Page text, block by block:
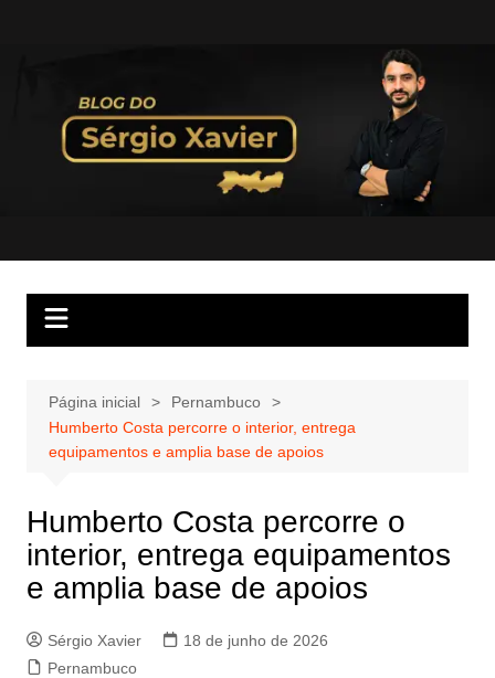
Página inicial
Pernambuco
Humberto Costa percorre o interior, entrega
equipamentos e amplia base de apoios
Humberto Costa percorre o
interior, entrega equipamentos
e amplia base de apoios
Sérgio Xavier
18 de junho de 2026
Pernambuco